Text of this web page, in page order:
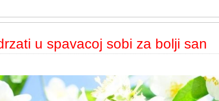
u spavacoj sobi za bolji san